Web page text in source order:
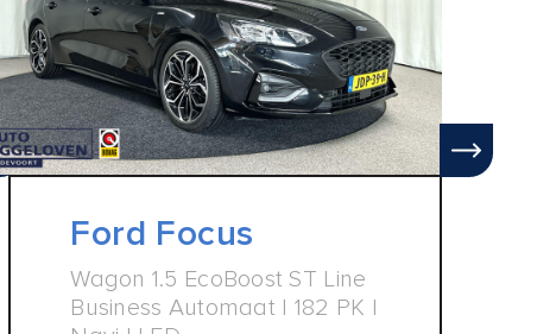
Ford Focus
Wagon 1.5 EcoBoost ST Line
Business Automaat | 182 PK |